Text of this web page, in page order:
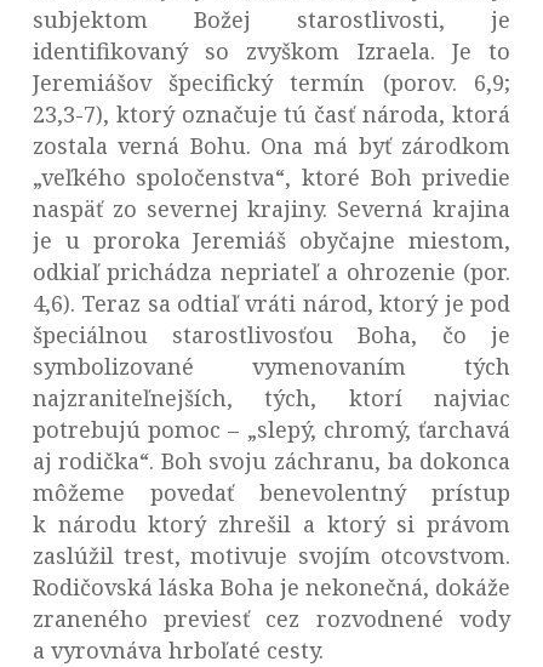
subjektom Božej starostlivosti, je
identifikovaný so zvyškom Izraela. Je to
Jeremiášov špecifický termín (porov. 6,9;
23,3-7), ktorý označuje tú časť národa, ktorá
zostala verná Bohu. Ona má byť zárodkom
„veľkého spoločenstva“, ktoré Boh privedie
naspäť zo severnej krajiny. Severná krajina
je u proroka Jeremiáš obyčajne miestom,
odkiaľ prichádza nepriateľ a ohrozenie (por.
4,6). Teraz sa odtiaľ vráti národ, ktorý je pod
špeciálnou starostlivosťou Boha, čo je
symbolizované vymenovaním tých
najzraniteľnejších, tých, ktorí najviac
potrebujú pomoc – „slepý, chromý, ťarchavá
aj rodička“. Boh svoju záchranu, ba dokonca
môžeme povedať benevolentný prístup
k národu ktorý zhrešil a ktorý si právom
zaslúžil trest, motivuje svojím otcovstvom.
Rodičovská láska Boha je nekonečná, dokáže
zraneného previesť cez rozvodnené vody
a vyrovnáva hrboľaté cesty.